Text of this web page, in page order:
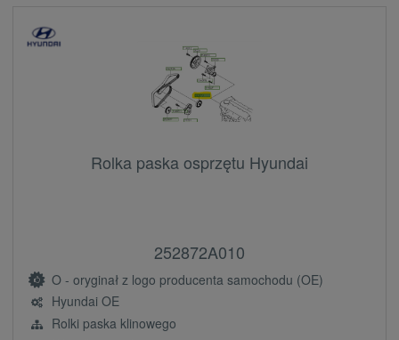
Rolka paska osprzętu Hyundai
252872A010
O - oryginał z logo producenta samochodu (OE)
Hyundai OE
Rolki paska klinowego